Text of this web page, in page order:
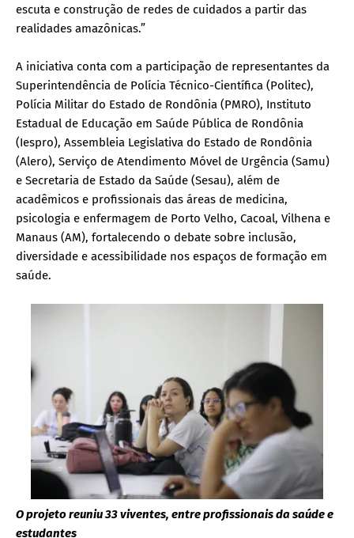
escuta e construção de redes de cuidados a partir das
realidades amazônicas.”
A iniciativa conta com a participação de representantes da
Superintendência de Polícia Técnico-Científica (Politec),
Polícia Militar do Estado de Rondônia (PMRO), Instituto
Estadual de Educação em Saúde Pública de Rondônia
(Iespro), Assembleia Legislativa do Estado de Rondônia
(Alero), Serviço de Atendimento Móvel de Urgência (Samu)
e Secretaria de Estado da Saúde (Sesau), além de
acadêmicos e profissionais das áreas de medicina,
psicologia e enfermagem de Porto Velho, Cacoal, Vilhena e
Manaus (AM), fortalecendo o debate sobre inclusão,
diversidade e acessibilidade nos espaços de formação em
saúde.
O projeto reuniu 33 viventes, entre profissionais da saúde e
estudantes